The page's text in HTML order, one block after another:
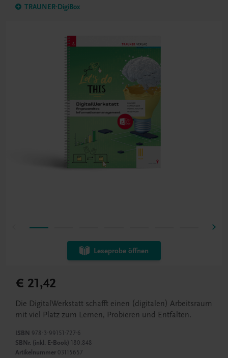
TRAUNER-DigiBox
Leseprobe öffnen
€ 21,42
Die DigitalWerkstatt schafft einen (digitalen) Arbeitsraum
mit viel Platz zum Lernen, Probieren und Entfalten.
ISBN 978-3-99151-727-6
SBNr. (inkl. E-Book) 180.848
Artikelnummer 03115657